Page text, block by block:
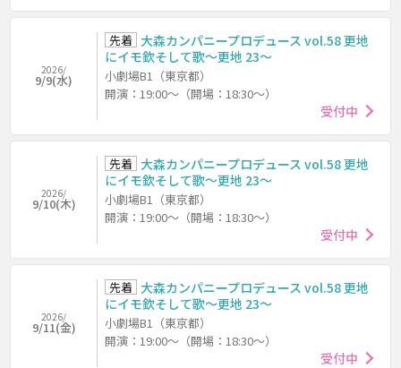
2026/
9/9(水)
先着 大森カンパニープロデュース vol.58 更地
にイモ欽そして歌～更地 23～
小劇場B1（東京都）
開演：19:00～（開場：18:30～）
受付中
2026/
9/10(木)
先着 大森カンパニープロデュース vol.58 更地
にイモ欽そして歌～更地 23～
小劇場B1（東京都）
開演：19:00～（開場：18:30～）
受付中
2026/
9/11(金)
先着 大森カンパニープロデュース vol.58 更地
にイモ欽そして歌～更地 23～
小劇場B1（東京都）
開演：19:00～（開場：18:30～）
受付中